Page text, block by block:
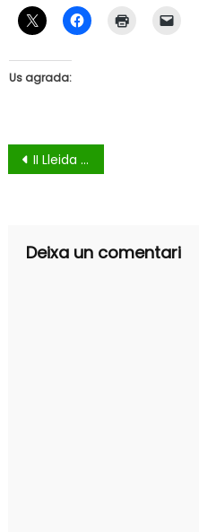
Us agrada:
Navegació
II Lleida Bodypainting Festival
Deixa un comentari